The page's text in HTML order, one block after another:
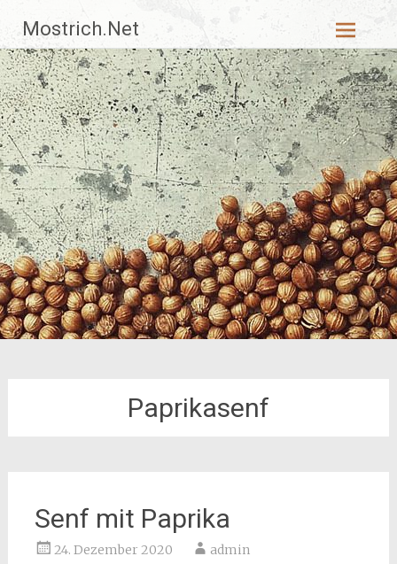
Inhalt
springen
Mostrich.Net
Paprikasenf
Senf mit Paprika
24. Dezember 2020 admin